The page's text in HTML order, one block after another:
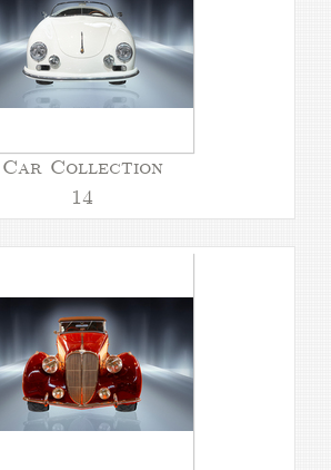
Car Collection
14